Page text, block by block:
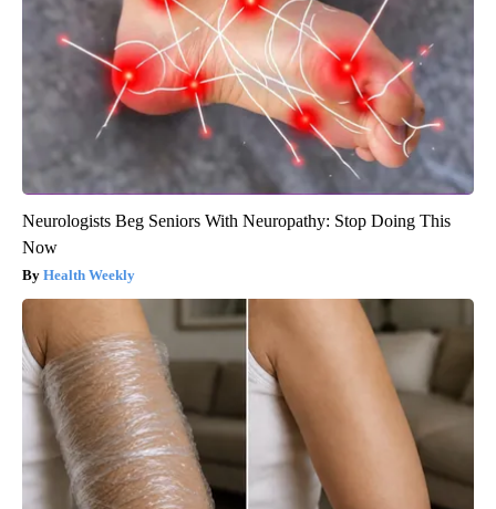
Neurologists Beg Seniors With Neuropathy: Stop Doing This
Now
Health Weekly